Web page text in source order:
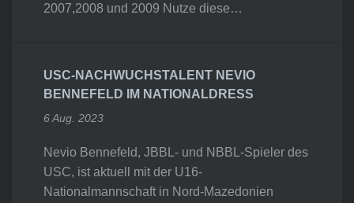
2007,2008 und 2009 Nutze diese…
USC-NACHWUCHSTALENT NEVIO
BENNEFELD IM NATIONALDRESS
6 Aug. 2023
Nevio Bennefeld, JBBL- und NBBL-Spieler des
USC, ist aktuell mit der U16-
Nationalmannschaft in Nord-Mazedonien